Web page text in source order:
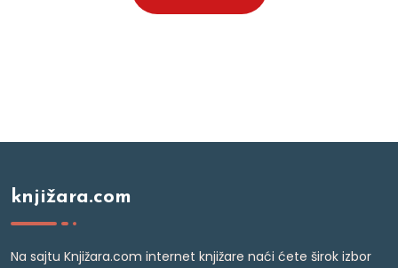
knjižara.com
Na sajtu Knjižara.com internet knjižare naći ćete širok izbor